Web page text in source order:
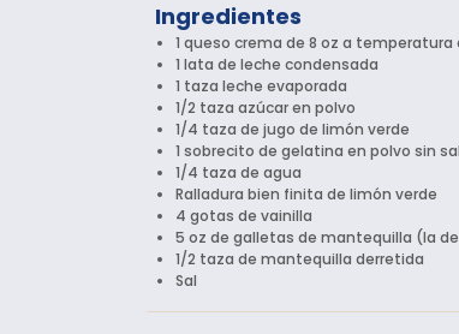
Ingredientes
1 queso crema de 8 oz a
1 lata de leche condensada
1 taza leche evaporada
1/2 taza azúcar en polvo
1/4 taza de jugo de limón verde
1 sobrecito de gelatina en polvo sin
1/4 taza de agua
Ralladura bien finita de limón verde
4 gotas de vainilla
5 oz de galletas de mantequilla (la
1/2 taza de mantequilla derretida
Sal